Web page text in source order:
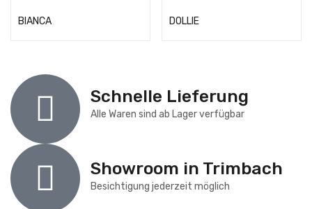
BIANCA DOLLIE
Schnelle Lieferung
Alle Waren sind ab Lager verfügbar
Showroom in Trimbach
Besichtigung jederzeit möglich